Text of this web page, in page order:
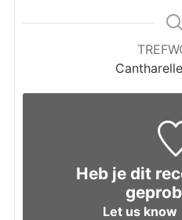
Heb je dit
Let us know